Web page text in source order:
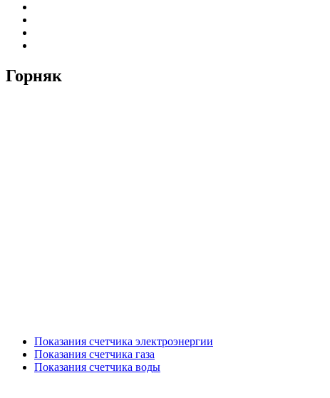
Горняк
Показания счетчика электроэнергии
Показания счетчика газа
Показания счетчика воды